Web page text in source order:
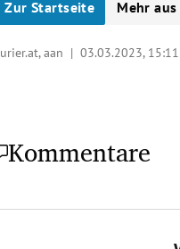
Zur Startseite Mehr
aan |03.03.2023, 15:11
Kommentare